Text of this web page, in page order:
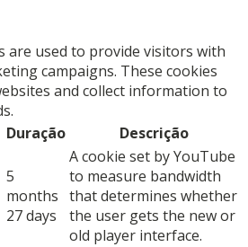
are used to provide visitors with
campaigns. These cookies
and collect information to
Duração Descrição
5
months
27 days
A cookie set by YouTube
to measure bandwidth
that determines whether
the user gets the new or
old player interface.